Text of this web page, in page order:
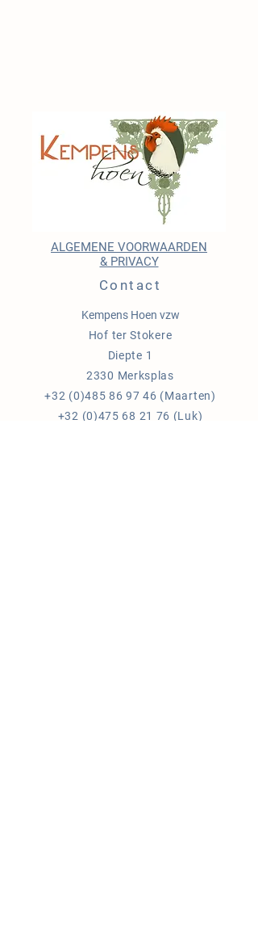
ALGEMENE VOORWAARDEN
& PRIVACY
Contact
Kempens Hoen vzw
Hof ter Stokere
Diepte 1
2330 Merksplas
+32 (0)485 86 97 46 (Maarten)
+32 (0)475 68 21 76 (Luk)